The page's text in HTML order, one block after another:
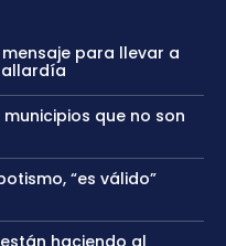
para llevar a
que no son
“es válido”
haciendo al